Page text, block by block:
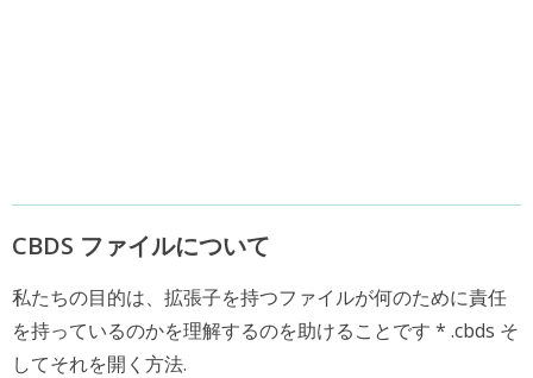
CBDS ファイルについて
私たちの目的は、拡張子を持つファイルが何のために責任
を持っているのかを理解するのを助けることです * .cbds そ
してそれを開く方法.